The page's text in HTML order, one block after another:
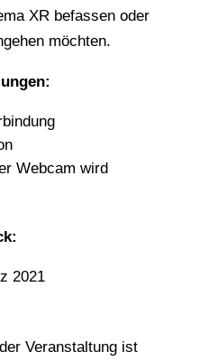
XR befassen oder
möchten.
Webcam wird
2021
Veranstaltung ist